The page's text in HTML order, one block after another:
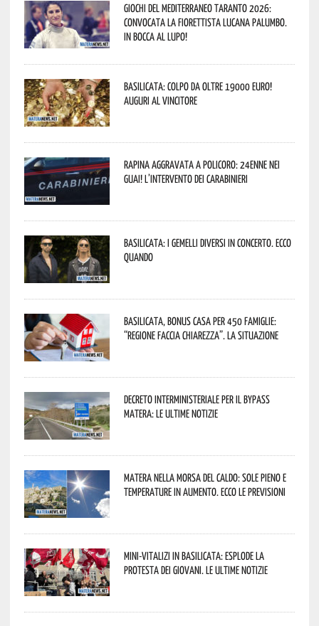
Giochi del Mediterraneo Taranto 2026:
convocata la fiorettista lucana Palumbo.
In bocca al lupo!
Basilicata: colpo da oltre 19000 Euro!
Auguri al vincitore
Rapina aggravata a Policoro: 24enne nei
guai! L’intervento dei Carabinieri
Basilicata: i Gemelli DiVersi in concerto. Ecco
quando
Basilicata, Bonus casa per 450 famiglie:
“Regione faccia chiarezza”. La situazione
Decreto interministeriale per il Bypass
Matera: le ultime notizie
Matera nella morsa del caldo: sole pieno e
temperature in aumento. Ecco le previsioni
Mini-vitalizi in Basilicata: esplode la
protesta dei giovani. Le ultime notizie